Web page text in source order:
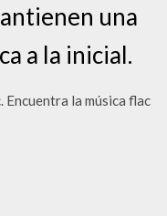
una
a la inicial.
Encuentra la música flac